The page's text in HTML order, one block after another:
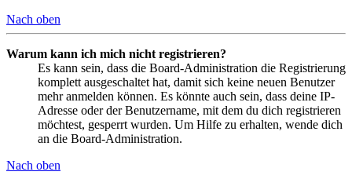
Nach oben
Warum kann ich mich nicht registrieren?
Es kann sein, dass die Board-Administration die Registrierung
komplett ausgeschaltet hat, damit sich keine neuen Benutzer
mehr anmelden können. Es könnte auch sein, dass deine IP-
Adresse oder der Benutzername, mit dem du dich registrieren
möchtest, gesperrt wurden. Um Hilfe zu erhalten, wende dich
an die Board-Administration.
Nach oben